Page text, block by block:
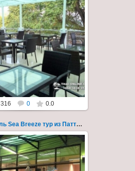
01.08.2022
остров Самет из Паттайи, с
"Sea Breeze" на пляже Ао
- фотография 122
Запове...
Thai-Online
316 0 0.0
Ко Самет отель Sea Breeze тур из Паттайи фото 123
01.08.2022